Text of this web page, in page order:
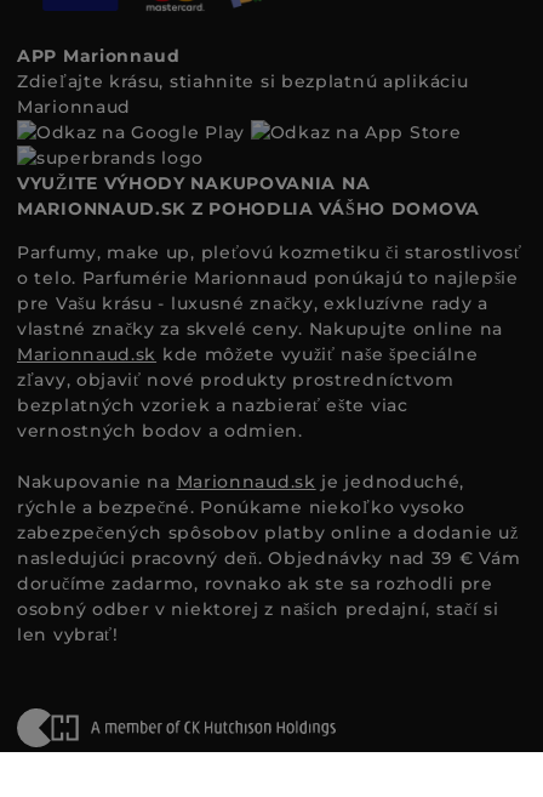
APP Marionnaud
Zdieľajte krásu, stiahnite si bezplatnú aplikáciu
Marionnaud
VYUŽITE VÝHODY NAKUPOVANIA NA
MARIONNAUD.SK Z POHODLIA VÁŠHO DOMOVA
Parfumy, make up, pleťovú kozmetiku či starostlivosť
o telo. Parfumérie Marionnaud ponúkajú to najlepšie
pre Vašu krásu - luxusné značky, exkluzívne rady a
vlastné značky za skvelé ceny. Nakupujte online na
Marionnaud.sk kde môžete využiť naše špeciálne
zľavy, objaviť nové produkty prostredníctvom
bezplatných vzoriek a nazbierať ešte viac
vernostných bodov a odmien.
Nakupovanie na Marionnaud.sk je jednoduché,
rýchle a bezpečné. Ponúkame niekoľko vysoko
zabezpečených spôsobov platby online a dodanie už
nasledujúci pracovný deň. Objednávky nad 39 € Vám
doručíme zadarmo, rovnako ak ste sa rozhodli pre
osobný odber v niektorej z našich predajní, stačí si
len vybrať!